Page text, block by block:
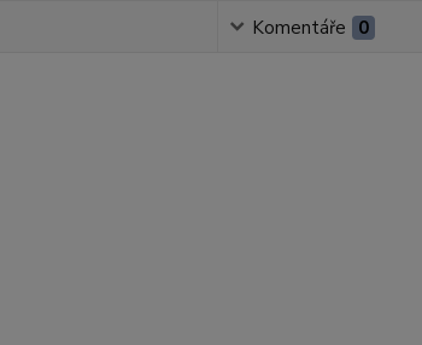
Komentáře 0